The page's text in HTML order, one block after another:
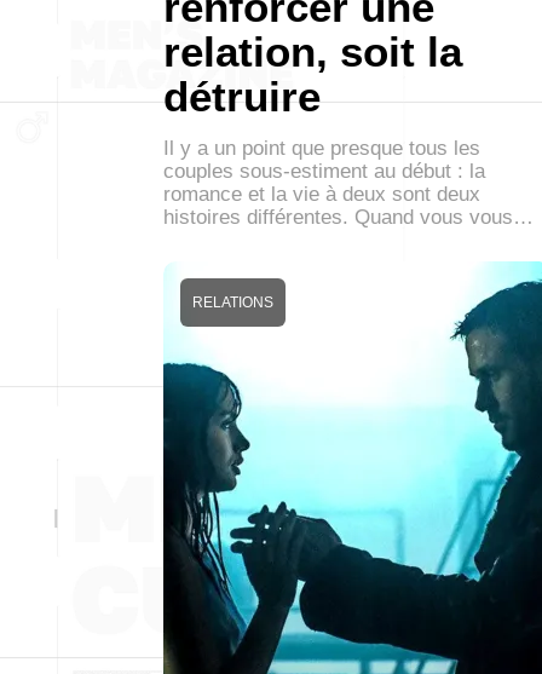
relation, soit la
détruire
Il y a un point que presque tous les
couples sous-estiment au début : la
romance et la vie à deux sont deux
histoires différentes. Quand vous vous…
RELATIONS